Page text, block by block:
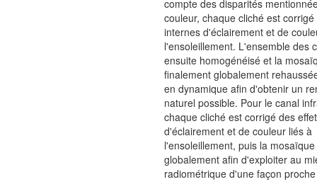
compte des disparités
couleur, chaque cliché est
internes d'éclairement et de
l'ensoleillement. L'ensemble des
ensuite homogénéisé et la
finalement globalement
en dynamique afin d'obtenir un
naturel possible. Pour le canal
chaque cliché est corrigé des
d'éclairement et de couleur liés à
l'ensoleillement, puis la
globalement afin d'exploiter au
radiométrique d'une façon